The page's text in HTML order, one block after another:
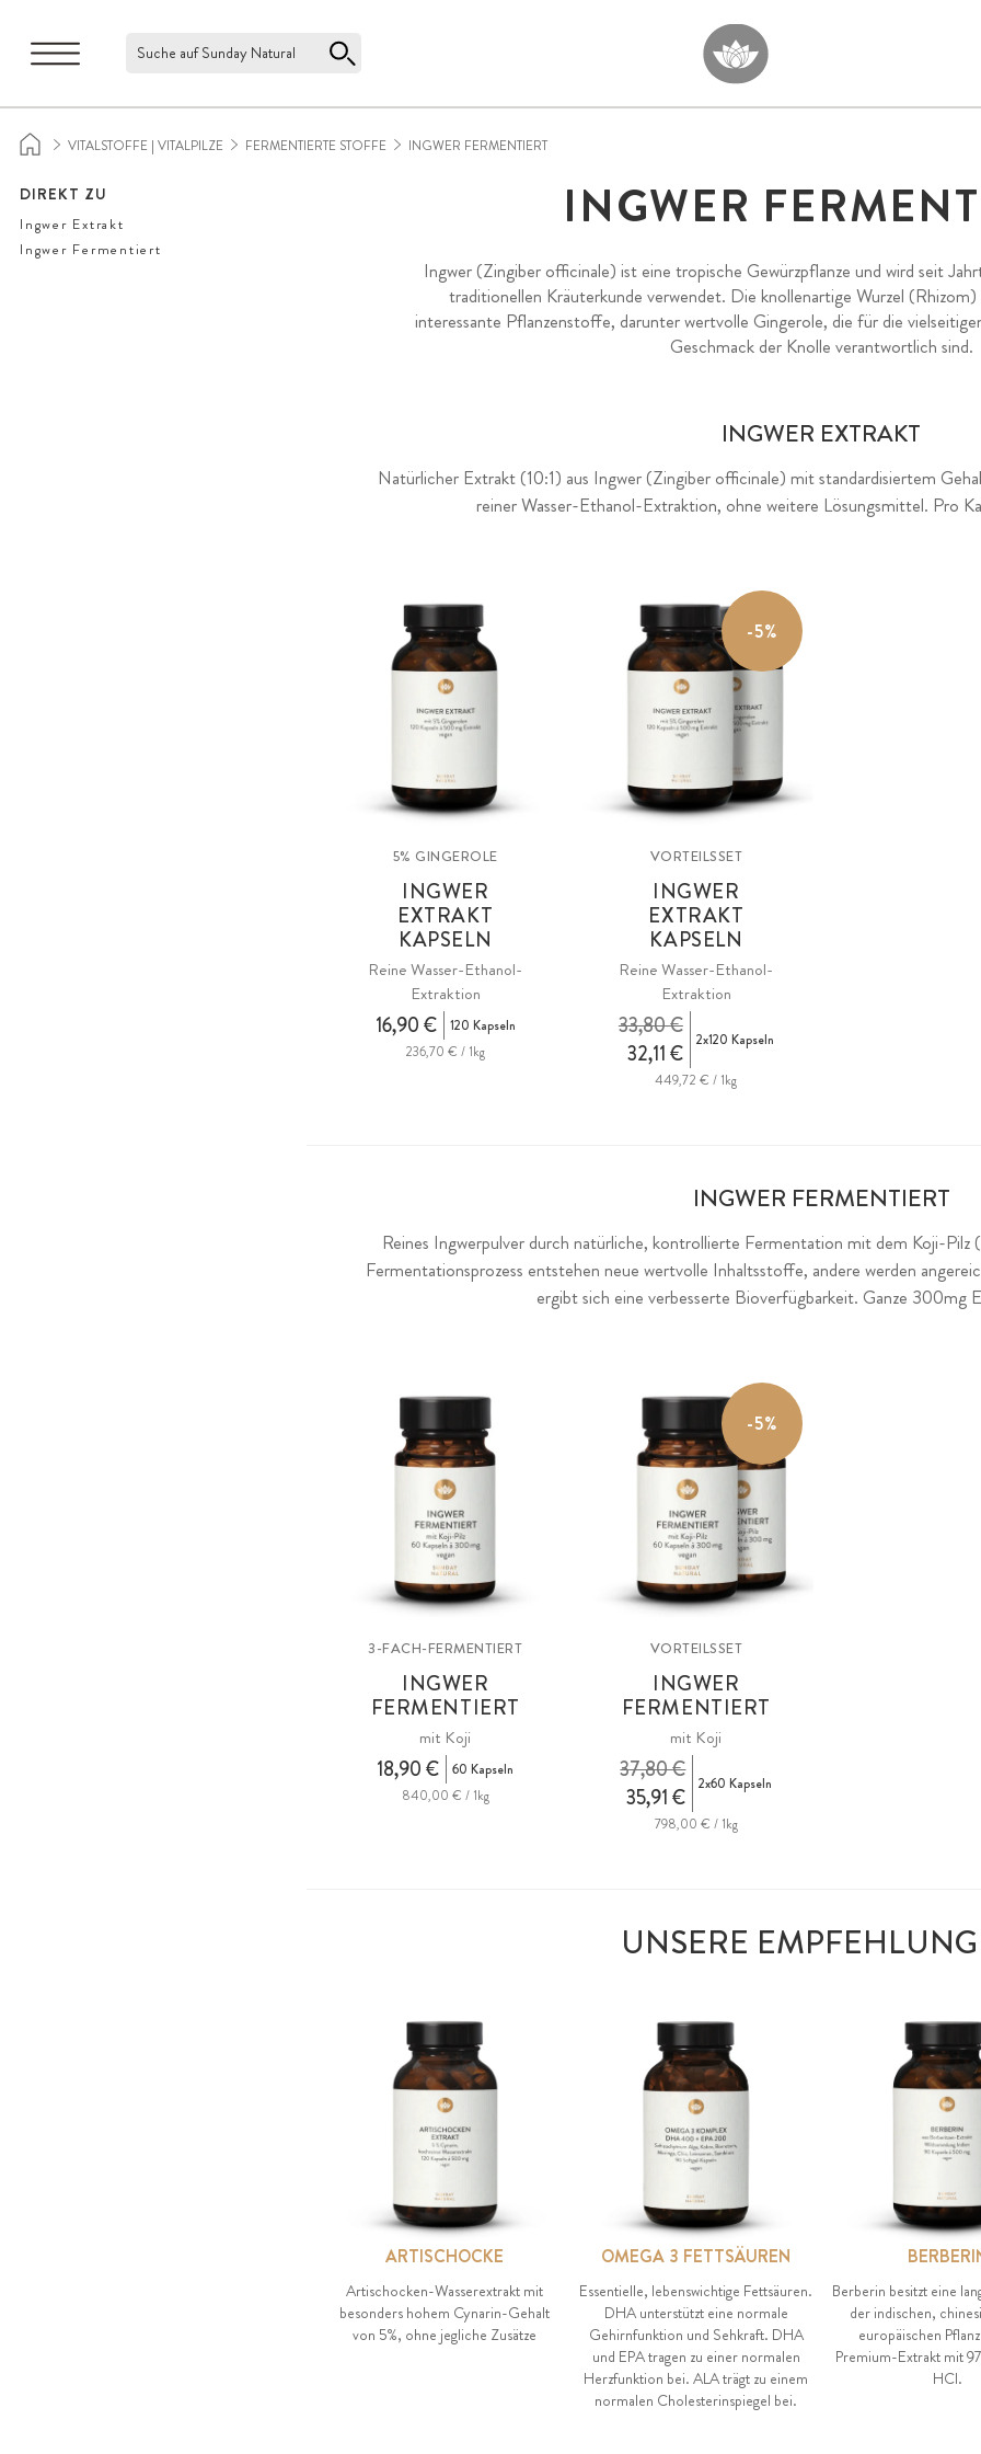
Suche auf Sunday Natural
VITALSTOFFE | VITALPILZE FERMENTIERTE STOFFE INGWER FERMENTIERT
INGWER
Ingwer (Zingiber officinale) ist eine tropische Gewürzpflanze und wird seit
traditionellen Kräuterkunde verwendet. Die knollenartige Wurzel
interessante Pflanzenstoffe, darunter wertvolle Gingerole, die für die
Geschmack der Knolle verantwortlich sind.
INGWER EXTRAKT
Natürlicher Extrakt (10:1) aus Ingwer (Zingiber officinale) mit standardisiertem
reiner Wasser-Ethanol-Extraktion, ohne weitere Lösungsmittel. Pro
5% GINGEROLE
INGWER
EXTRAKT
KAPSELN
Reine Wasser-Ethanol-
Extraktion
16,90 €
120 Kapseln
236,70 € / 1kg
-5%
VORTEILSSET
INGWER
EXTRAKT
KAPSELN
Reine Wasser-Ethanol-
Extraktion
32,11 €
33,80 € 2x120 Kapseln
449,72 € / 1kg
INGWER FERMENTIERT
Reines Ingwerpulver durch natürliche, kontrollierte Fermentation mit dem Koji-Pilz
Fermentationsprozess entstehen neue wertvolle Inhaltsstoffe, andere werden
ergibt sich eine verbesserte Bioverfügbarkeit. Ganze 300mg
3-FACH-FERMENTIERT
INGWER
FERMENTIERT
mit Koji
18,90 €
60 Kapseln
840,00 € / 1kg
-5%
VORTEILSSET
INGWER
FERMENTIERT
mit Koji
35,91 €
37,80 € 2x60 Kapseln
798,00 € / 1kg
UNSERE
ARTISCHOCKE
Artischocken-Wasserextrakt mit
besonders hohem Cynarin-Gehalt
von 5%, ohne jegliche Zusätze
OMEGA 3 FETTSÄUREN
Essentielle, lebenswichtige Fettsäuren.
DHA unterstützt eine normale
Gehirnfunktion und Sehkraft. DHA
und EPA tragen zu einer normalen
Herzfunktion bei. ALA trägt zu einem
normalen Cholesterinspiegel bei.
Berberin besitzt eine
der indischen,
europäischen
Premium-Extrakt mit
HCl.
DIREKT ZU
Ingwer Extrakt
Ingwer Fermentiert